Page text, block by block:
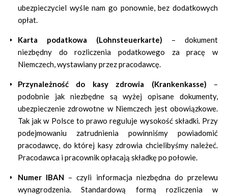
ubezpieczyciel wyśle nam go ponownie, bez dodatkowych
opłat.
Karta podatkowa (Lohnsteuerkarte) – dokument
niezbędny do rozliczenia podatkowego za pracę w
Niemczech, wystawiany przez pracodawcę.
Przynależność do kasy zdrowia (Krankenkasse) –
podobnie jak niezbędne są wyżej opisane dokumenty,
ubezpieczenie zdrowotne w Niemczech jest obowiązkowe.
Tak jak w Polsce to prawo reguluje wysokość składki. Przy
podejmowaniu zatrudnienia powinniśmy powiadomić
pracodawcę, do której kasy zdrowia chcielibyśmy należeć.
Pracodawca i pracownik opłacają składkę po połowie.
Numer IBAN – czyli informacja niezbędna do przelewu
wynagrodzenia. Standardową formą rozliczenia w